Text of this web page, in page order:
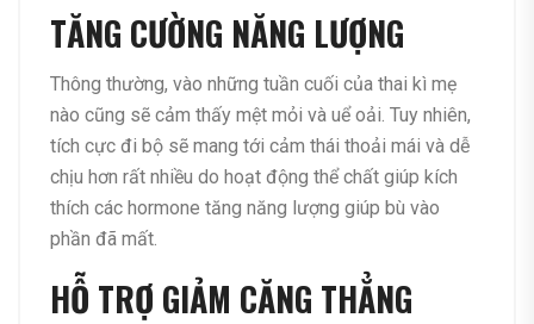
TĂNG CƯỜNG NĂNG LƯỢNG
Thông thường, vào những tuần cuối của thai kì mẹ
nào cũng sẽ cảm thấy mệt mỏi và uể oải. Tuy nhiên,
tích cực đi bộ sẽ mang tới cảm thái thoải mái và dễ
chịu hơn rất nhiều do hoạt động thể chất giúp kích
thích các hormone tăng năng lượng giúp bù vào
phần đã mất.
HỖ TRỢ GIẢM CĂNG THẲNG